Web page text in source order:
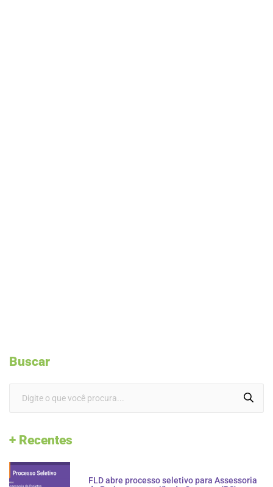
Buscar
+ Recentes
FLD abre processo seletivo para Assessoria